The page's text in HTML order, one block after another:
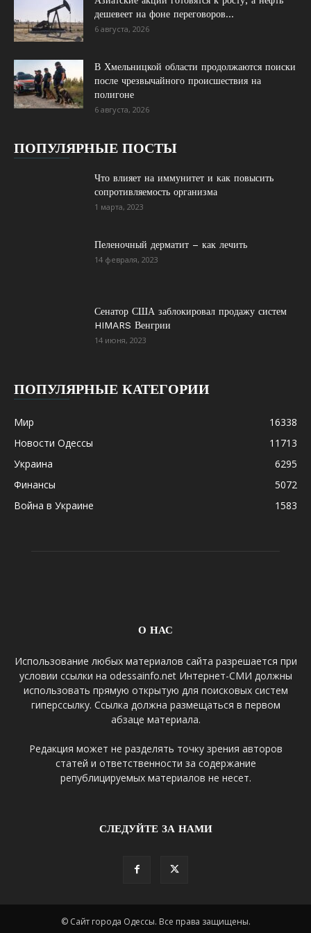
дешевеет на фоне переговоров...
6 августа, 2026
В Хмельницкой области продолжаются поиски
после чрезвычайного происшествия на
полигоне
6 августа, 2026
ПОПУЛЯРНЫЕ ПОСТЫ
Что влияет на иммунитет и как повысить
сопротивляемость организма
1 марта, 2023
Пеленочный дерматит – как лечить
14 февраля, 2023
Сенатор США заблокировал продажу систем
HIMARS Венгрии
14 июня, 2023
ПОПУЛЯРНЫЕ КАТЕГОРИИ
Мир
16338
Новости Одессы
11713
Украина
6295
Финансы
5072
Война в Украине
1583
О НАС
Использование любых материалов сайта разрешается при
условии ссылки на odessainfo.net Интернет-СМИ должны
использовать прямую открытую для поисковых систем
гиперссылку. Ссылка должна размещаться в первом
абзаце материала.
Редакция может не разделять точку зрения авторов
статей и ответственности за содержание
републицируемых материалов не несет.
СЛЕДУЙТЕ ЗА НАМИ
© Сайт города Одессы. Все права защищены.